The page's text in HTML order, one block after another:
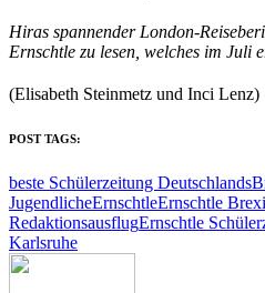
Hiras spannender London-
Ernschtle zu lesen, welches im Juli
(Elisabeth Steinmetz und Inci Lenz)
POST TAGS:
beste Schülerzeitung Deutschlands
JugendlicheErnschtleErnschtle
RedaktionsausflugErnschtle
Karlsruhe